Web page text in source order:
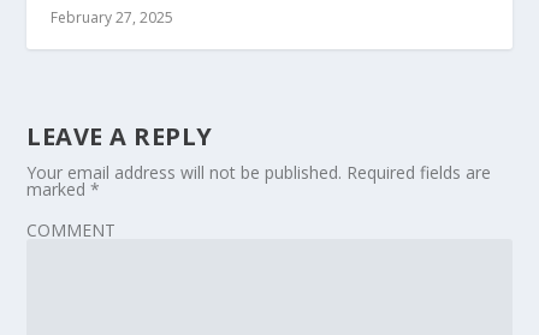
February 27, 2025
LEAVE A REPLY
Your email address will not be published. Required fields are
marked*
COMMENT